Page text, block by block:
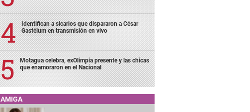
Identifican a sicarios que dispararon a César
Gastélum en transmisión en vivo
Motagua celebra, exOlimpia presente y las chicas
que enamoraron en el Nacional
AMIGA